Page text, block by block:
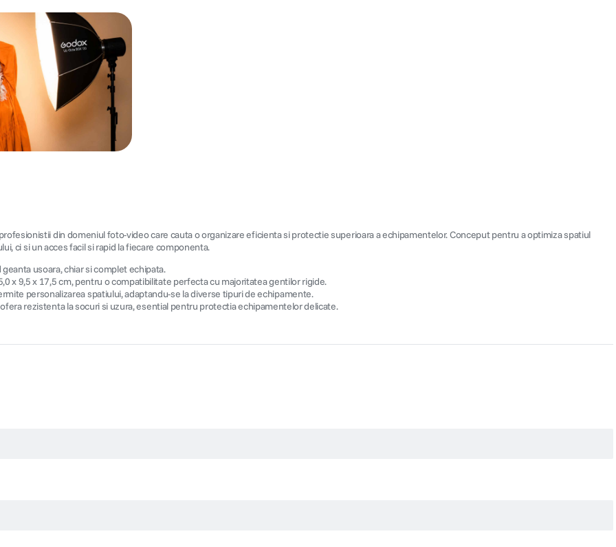
din domeniul foto-video care cauta o organizare eficienta si protectie superioara a echipamentelor. Conceput pentru a optimiza spatiul
ci si un acces facil si rapid la fiecare componenta.
usoara, chiar si complet echipata.
x 9,5 x 17,5 cm, pentru o compatibilitate perfecta cu majoritatea gentilor rigide.
personalizarea spatiului, adaptandu-se la diverse tipuri de echipamente.
rezistenta la socuri si uzura, esential pentru protectia echipamentelor delicate.